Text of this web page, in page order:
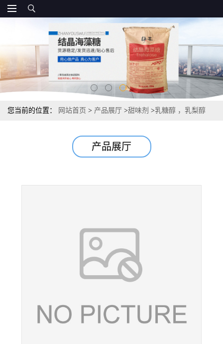
您当前的位置： 网站首页 > 产品展厅 >甜味剂 >乳糖醇 ，乳梨醇
产品展厅